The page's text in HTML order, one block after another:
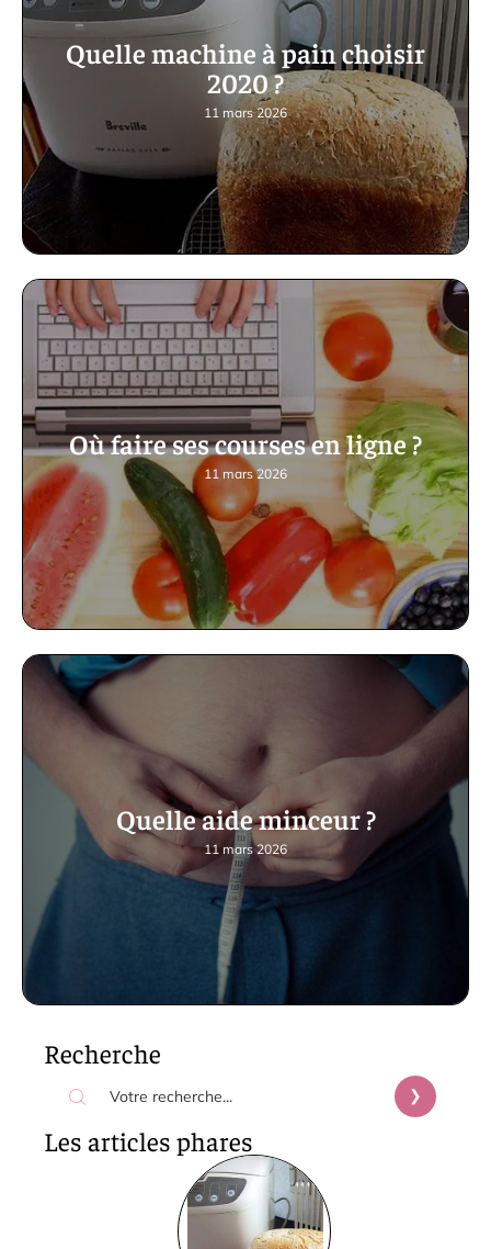
Quelle machine à pain choisir
2020 ?
11 mars 2026
Où faire ses courses en ligne ?
11 mars 2026
Quelle aide minceur ?
11 mars 2026
Recherche
Les articles phares